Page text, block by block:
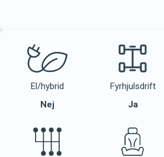
El/hybrid
Nej
Fyrhjulsdrift
Ja